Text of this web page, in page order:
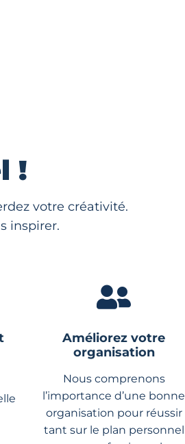
!
votre créativité.
inspirer.
Améliorez votre
organisation
Nous comprenons
l’importance d’une bonne
organisation pour réussir
tant sur le plan personnel